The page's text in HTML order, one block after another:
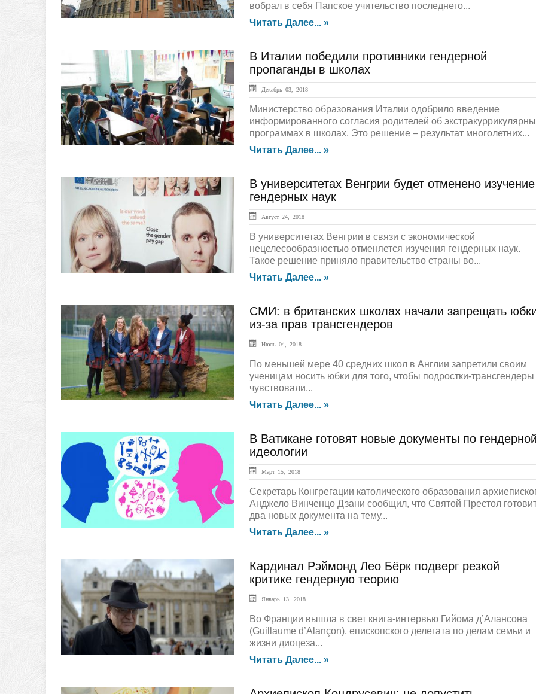
вобрал в себя Папское учительство последнего...
Читать Далее... »
ЛЕНТА НОВОСТЕЙ
В Италии победили противники гендерной
пропаганды в школах
Декабрь 03, 2018
Министерство образования Италии одобрило введение
информированного согласия родителей об
программах в школах. Это решение – результат многолетних...
Читать Далее... »
ЛЕНТА НОВОСТЕЙ
В университетах Венгрии будет отменено изучение
гендерных наук
Август 24, 2018
В университетах Венгрии в связи с экономической
нецелесообразностью отменяется изучения гендерных наук.
Такое решение приняло правительство страны во...
Читать Далее... »
ЛЕНТА НОВОСТЕЙ
СМИ: в британских школах начали запрещать
из-за прав трансгендеров
Июль 04, 2018
По меньшей мере 40 средних школ в Англии запретили своим
ученицам носить юбки для того, чтобы подростки-трансгендеры
чувствовали...
Читать Далее... »
ЛЕНТА НОВОСТЕЙ
В Ватикане готовят новые документы по
идеологии
Март 15, 2018
Секретарь Конгрегации католического образования
Анджело Винченцо Дзани сообщил, что Святой Престол
два новых документа на тему...
Читать Далее... »
ЛЕНТА НОВОСТЕЙ
Кардинал Рэймонд Лео Бёрк подверг резкой
критике гендерную теорию
Январь 13, 2018
Во Франции вышла в свет книга-интервью Гийома д’Аланcона
(Guillaume d’Alançon), епископского делегата по делам семьи и
жизни диоцеза...
Читать Далее... »